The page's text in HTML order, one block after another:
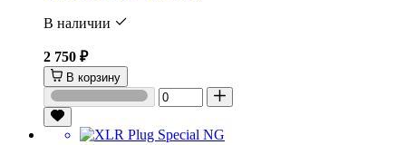
В наличии
2 750 ₽
В корзину